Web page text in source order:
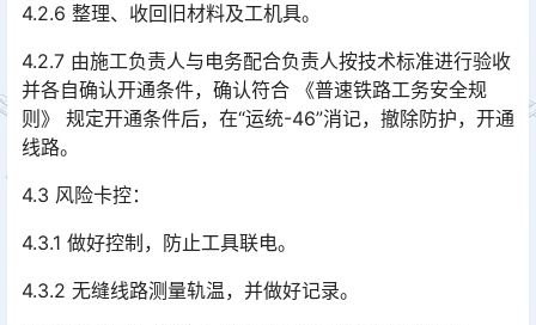
4.2.6 整理、收回旧材料及工机具。
4.2.7 由施工负责人与电务配合负责人按技术标准进行验收
并各自确认开通条件，确认符合 《普速铁路工务安全规
则》 规定开通条件后，在“运统-46”消记，撤除防护，开通
线路。󠅅󠅃󠄵󠅂󠄪󠇖󠆨󠆨󠇕󠆞󠆒󠅬󠇘󠆭󠆘󠇙󠆝󠅵󠇗󠆭󠆁󠄐󠇗󠅹󠅸󠇖󠆍󠅳󠇖󠅹󠅰󠇖󠆌󠅹
4.3 风险卡控：
4.3.1 做好控制，防止工具联电。
4.3.2 无缝线路测量轨温，并做好记录。